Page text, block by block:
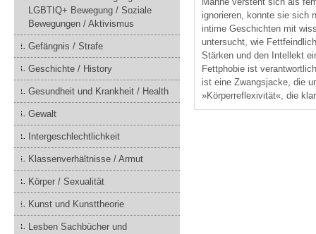
LGBTIQ+ Bewegung / Soziale
Bewegungen / Aktivismus
Gefängnis / Strafe
Geschichte / History
Gesundheit und Krankheit / Health
Gewalt
Intergeschlechtlichkeit
Klassenverhältnisse / Armut
Körper / Sexualität
Kunst und Kunsttheorie
Lesben Sachbücher und
ignorieren, konnte sie sich
intime Geschichten mit
untersucht, wie
Stärken und den Intellekt
Fettphobie ist
ist eine Zwangsjacke, die
»Körperreflexivität«, die